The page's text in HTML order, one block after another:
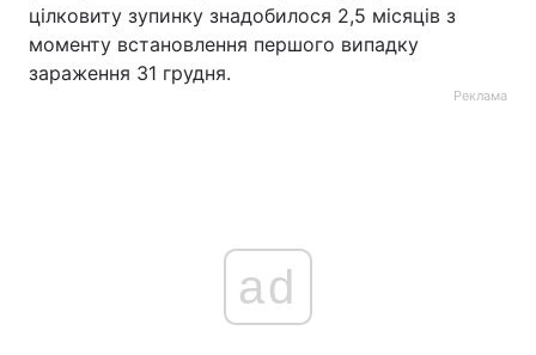
цілковиту зупинку знадобилося 2,5 місяців з
моменту встановлення першого випадку
зараження 31 грудня.
Реклама
ad